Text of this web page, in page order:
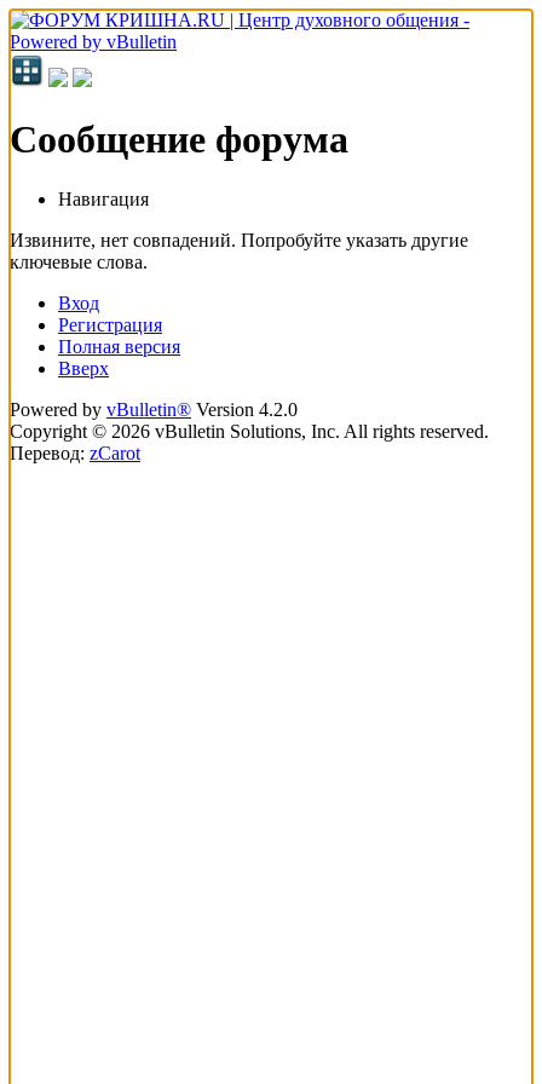
Сообщение форума
Навигация
Извините, нет совпадений. Попробуйте указать другие
ключевые слова.
Вход
Регистрация
Полная версия
Вверх
Powered by vBulletin® Version 4.2.0
Copyright © 2026 vBulletin Solutions, Inc. All rights reserved.
Перевод: zCarot